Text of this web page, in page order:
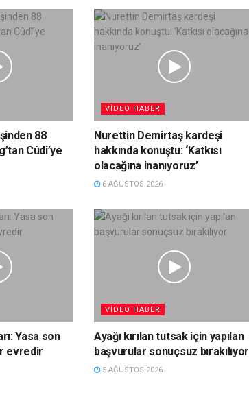
88
Cûdî’ye
VIDEO HABER
Nurettin Demirtaş kardeşi
hakkında konuştu: ‘Katkısı
olacağına inanıyoruz’
6 AĞUSTOS 2026
Yasa son
evredir
VIDEO HABER
Ayağı kırılan tutsak için yapılan
başvurular sonuçsuz bırakılıyor
5 AĞUSTOS 2026